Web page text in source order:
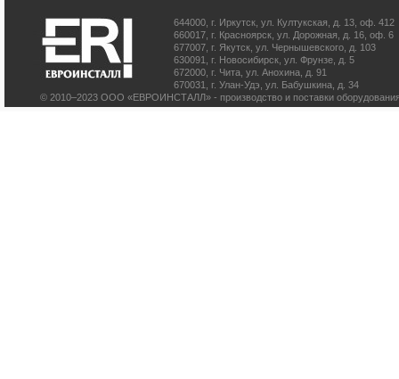
644000 г. Иркутск ул. Култукская, д. 13 , оф. 412
660017 г. Красноярск ул. Дорожная, д. 16, оф. 6
677007 г. Якутск ул. Чернышевского, д. 103
630091
г. Новосибирск ул. Фрунзе, д. 5
672000 г. Чита ул. Анохина, д. 91
670031
г. Улан-Удэ ул. Бабушкина, д. 34
© 2010–2023 ООО «ЕВРОИНСТАЛЛ» - производство и поставки оборудования